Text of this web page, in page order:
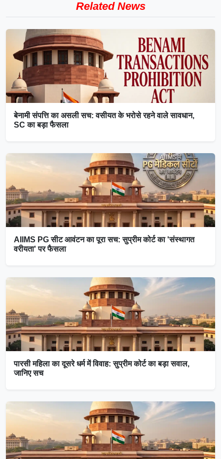
Related News
बेनामी संपत्ति का असली सच: वसीयत के भरोसे रहने वाले सावधान,
SC का बड़ा फैसला
AIIMS PG सीट आवंटन का पूरा सच: सुप्रीम कोर्ट का 'संस्थागत
वरीयता' पर फैसला
पारसी महिला का दूसरे धर्म में विवाह: सुप्रीम कोर्ट का बड़ा सवाल,
जानिए सच